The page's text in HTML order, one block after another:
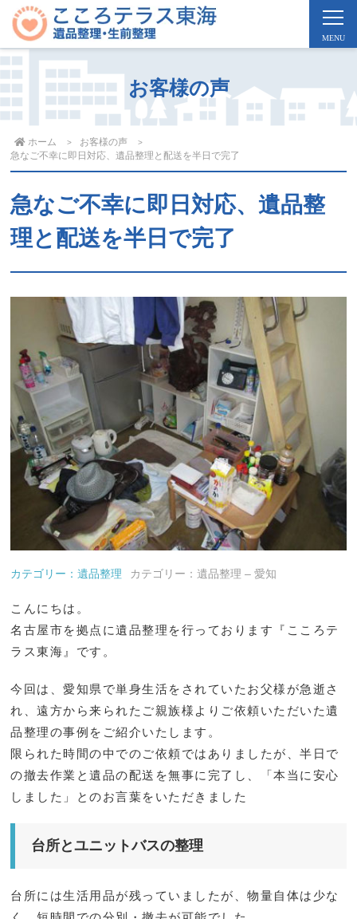
お客様の声
ホーム
お客様の声
急なご不幸に即日対応、遺品整理と配送を半日で完了
急なご不幸に即日対応、遺品整
理と配送を半日で完了
カテゴリー：遺品整理 カテゴリー：遺品整理 – 愛知
こんにちは。
名古屋市を拠点に遺品整理を行っております『こころテ
ラス東海』です。
今回は、愛知県で単身生活をされていたお父様が急逝さ
れ、遠方から来られたご親族様よりご依頼いただいた遺
品整理の事例をご紹介いたします。
限られた時間の中でのご依頼ではありましたが、半日で
の撤去作業と遺品の配送を無事に完了し、「本当に安心
しました」とのお言葉をいただきました
台所とユニットバスの整理
台所には生活用品が残っていましたが、物量自体は少な